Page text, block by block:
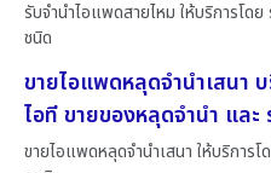
รับจำนำไอแพดสายไหม ให้บริการโด
ชนิด
ขายไอแพดหลุดจำนำเสนา
ไอที ขายของหลุดจำนำ แล
ขายไอแพดหลุดจำนำเสนา ให้บริการ